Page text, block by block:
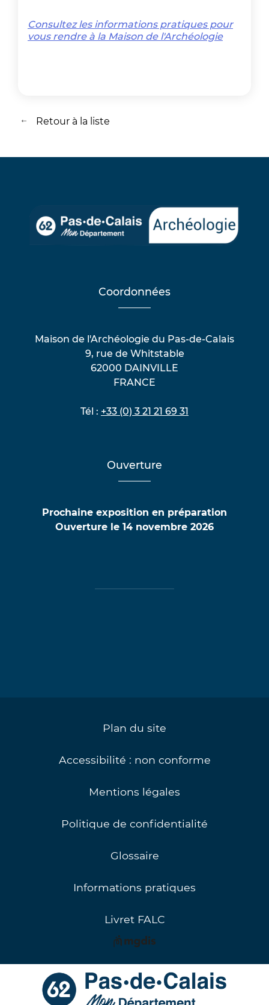
Consultez les informations pratiques pour
vous rendre à la Maison de l'Archéologie
Retour à la liste
Retour à la liste
Coordonnées
Maison de l'Archéologie du Pas-de-Calais
9, rue de Whitstable
62000 DAINVILLE
FRANCE
Tél : +33 (0) 3 21 21 69 31
Ouverture
Prochaine exposition en préparation
Ouverture le 14 novembre 2026
Plan du site
Accessibilité : non conforme
Mentions légales
Politique de confidentialité
Glossaire
Informations pratiques
Livret FALC